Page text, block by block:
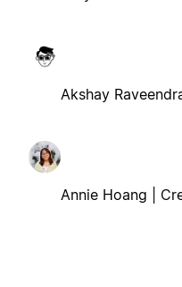
Akshay
Annie Hoang |